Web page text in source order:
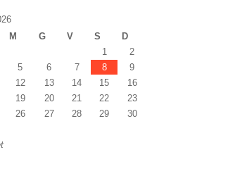
M G V S D
1
2
5 6 7 8
9
12 13 14 15
16
19 20 21 22
23
26 27 28 29
30